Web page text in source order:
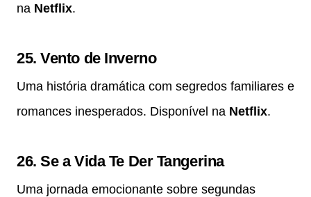
na Netflix.
25.Vento de Inverno
Uma história dramática com segredos familiares e
romances inesperados. Disponível na Netflix.
26.Se a Vida Te Der Tangerina
Uma jornada emocionante sobre segundas